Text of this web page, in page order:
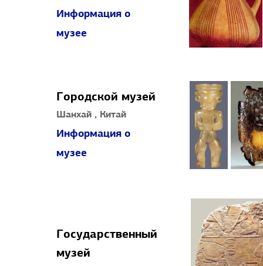
Информация о
музее
Городской музей
Шанхай , Китай
Информация о
музее
Государственный
музей